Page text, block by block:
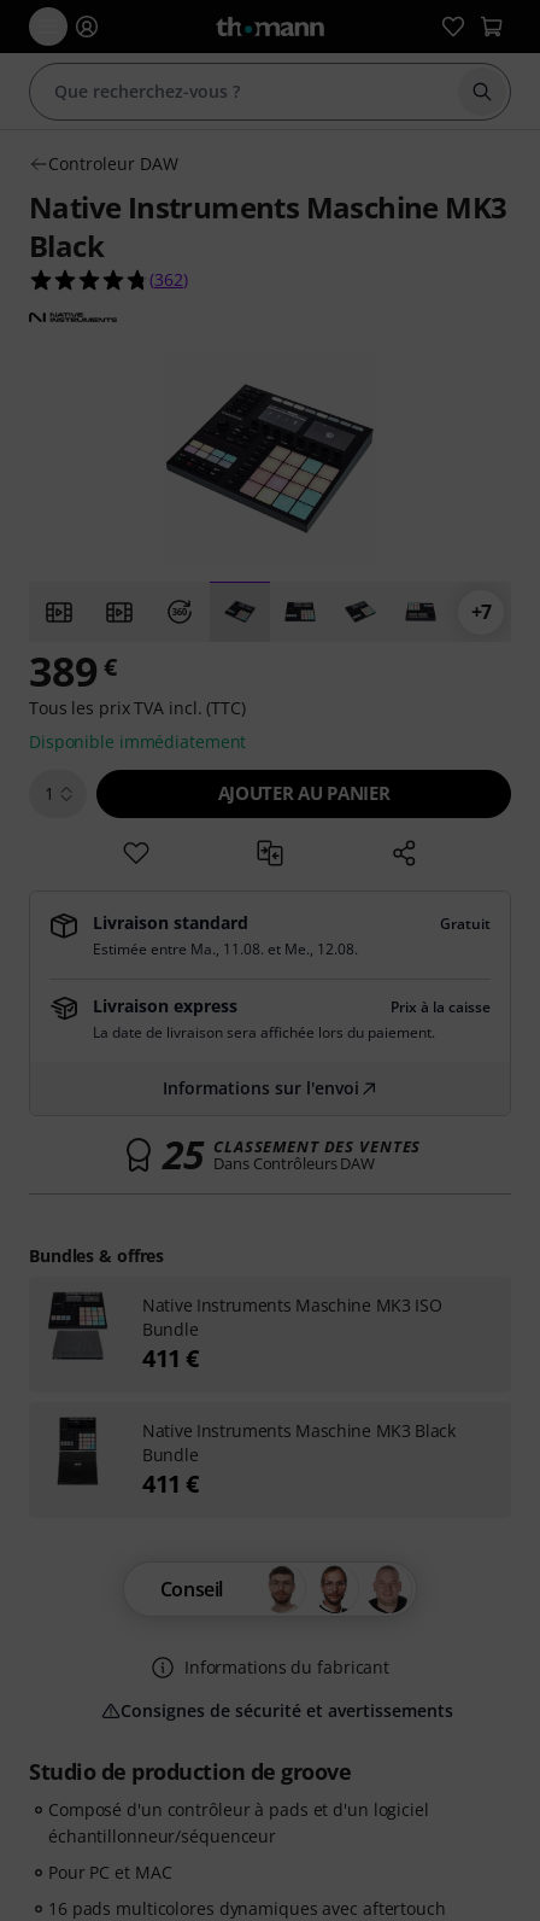
Controleur DAW
Native Instruments Maschine MK3
Black
4.8 étoiles sur 5 d'après 362 évaluations clients
(362)
+7
Studio de production de groove
Composé d'un contrôleur à pads et d'un logiciel
échantillonneur/séquenceur
Pour PC et MAC
16 pads multicolores dynamiques avec aftertouch
389 €
Tous les prix TVA incl. (TTC)
Disponible immédiatement
1 AJOUTER AU PANIER
Livraison standard
Gratuit
Estimée entre Ma., 11.08. et Me., 12.08.
Livraison express
Prix à la caisse
La date de livraison sera affichée lors du paiement.
Informations sur l'envoi
25 CLASSEMENT DES VENTES
Dans Contrôleurs DAW
Conseil
Informations du fabricant
Consignes de sécurité et avertissements
Bundles & offres
Native Instruments Maschine MK3 ISO
Bundle
411 €
Native Instruments Maschine MK3 Black
Bundle
411 €